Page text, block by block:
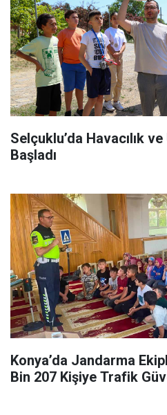
Selçuklu’da Havacılık
Başladı
Konya’da Jandarma
Bin 207 Kişiye Trafik